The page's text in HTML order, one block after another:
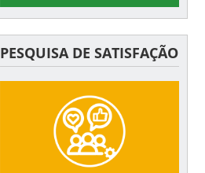
PESQUISA DE SATISFAÇÃO